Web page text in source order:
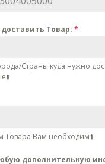
Товар: *
Cтраны куда нужно
Товара Вам необходим⬆️
дополнительную